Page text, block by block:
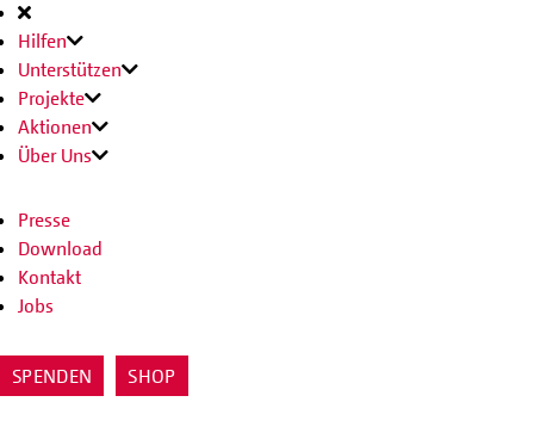
Hauptnavigation
Hilfen
Unterstützen
Projekte
Aktionen
Über Uns
Presse
Download
Kontakt
Jobs
SPENDEN SHOP